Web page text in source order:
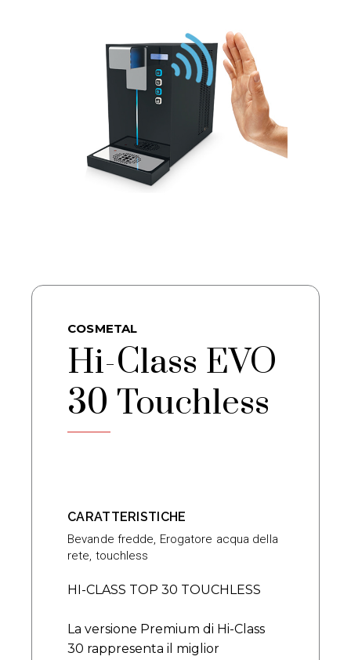
COSMETAL
Hi-Class EVO
30 Touchless
CARATTERISTICHE
Bevande fredde Erogatore acqua della
rete touchless
HI-CLASS TOP 30 TOUCHLESS
La versione Premium di Hi-Class
30 rappresenta il miglior